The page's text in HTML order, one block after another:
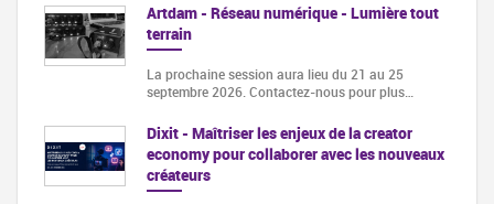
Artdam - Réseau numérique - Lumière tout
terrain
La prochaine session aura lieu du 21 au 25
septembre 2026. Contactez-nous pour plus…
Dixit - Maîtriser les enjeux de la creator
economy pour collaborer avec les nouveaux
créateurs